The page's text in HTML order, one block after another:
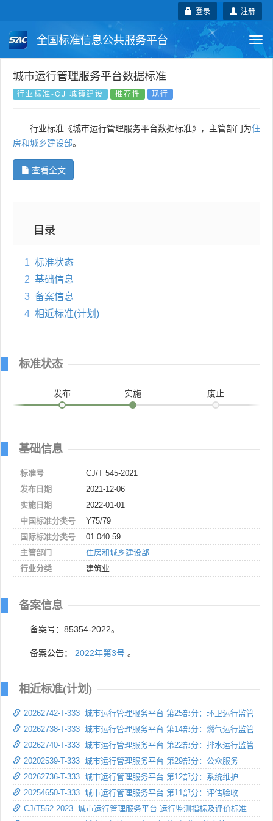
注册
登录
全国标准信息公共服务平台
国家标准 行业标准
国外标准 技术委员会
城市运行管理服务平台数据标准
行业标准-CJ 城镇建设 推荐性 现行
行业标准《城市运行管理服务平台数据标准》，主管部门为住
房和城乡建设部。
查看全文
目录
1 标准状态
2 基础信息
3 备案信息
4 相近标准(计划)
标准状态
发布 实施 废止
基础信息
标准号
CJ/T 545-2021
发布日期
2021-12-06
实施日期
2022-01-01
中国标准分类号
Y75/79
国际标准分类号
01.040.59
主管部门
住房和城乡建设部
行业分类
建筑业
备案信息
备案号：85354-2022。
备案公告： 2022年第3号 。
相近标准(计划)
20262742-T-333 城市运行管理服务平台 第25部分：环卫运行监管
20262738-T-333 城市运行管理服务平台 第14部分：燃气运行监管
20262740-T-333 城市运行管理服务平台 第22部分：排水运行监管
20202539-T-333 城市运行管理服务平台 第29部分：公众服务
20262736-T-333 城市运行管理服务平台 第12部分：系统维护
20254650-T-333 城市运行管理服务平台 第11部分：评估验收
CJ/T552-2023 城市运行管理服务平台 运行监测指标及评价标准